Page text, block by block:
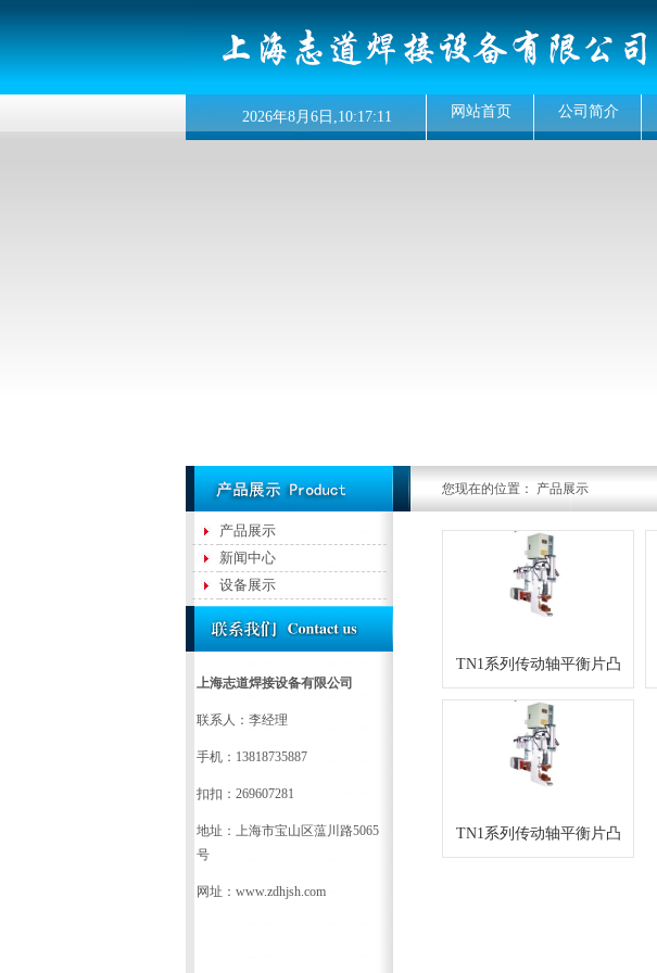
2026年8月 6 日,10:17:11 网站首页 公司简介
产品展示
新闻中心
设备展示
上海志道焊接设备有限公司
联系人：李经理
手机：13818735887
扣扣：269607281
地址：上海市宝山区蕰川路5065
号
网址：www.zdhjsh.com
您现在的位置： 产品展示
TN1系列传动轴平衡片凸
焊机
TN1系列传动轴平衡片凸